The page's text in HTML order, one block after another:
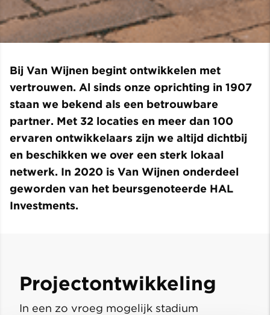
Bij Van Wijnen begint ontwikkelen met
vertrouwen. Al sinds onze oprichting in 1907
staan we bekend als een betrouwbare
partner. Met 32 locaties en meer dan 100
ervaren ontwikkelaars zijn we altijd dichtbij
en beschikken we over een sterk lokaal
netwerk. In 2020 is Van Wijnen onderdeel
geworden van het beursgenoteerde HAL
Investments.
Projectontwikkeling
In een zo vroeg mogelijk stadium